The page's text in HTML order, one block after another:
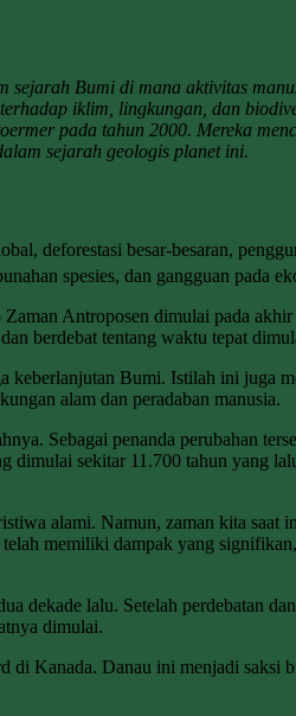
Bumi di mana aktivitas
iklim, lingkungan, dan
pada tahun 2000. Mereka
sejarah geologis planet ini.
deforestasi besar-besaran,
spesies, dan gangguan pada
Antroposen dimulai pada
berdebat tentang waktu tepat
Bumi. Istilah ini juga
alam dan peradaban manusia.
Sebagai penanda perubahan
dimulai sekitar 11.700 tahun yang
alami. Namun, zaman kita saat
memiliki dampak yang
dekade lalu. Setelah perdebatan
dimulai.
Kanada. Danau ini menjadi saksi